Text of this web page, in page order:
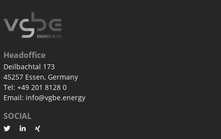
Headoffice
Deilbachtal 173
45257 Essen, Germany
Tel: +49 201 8128 0
Email: info@vgbe.energy
SOCIAL